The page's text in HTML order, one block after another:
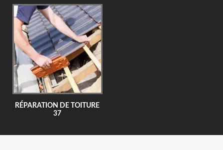
RÉPARATION DE TOITURE
37